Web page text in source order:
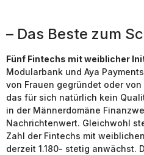
– Das Beste zum
Fünf Fintechs mit weiblicher
Modularbank und Aya
von Frauen gegründet oder
das für sich natürlich kein
in der Männerdomäne
Nachrichtenwert. Gleichwohl
Zahl der Fintechs mit
derzeit 1.180- stetig anwächst.